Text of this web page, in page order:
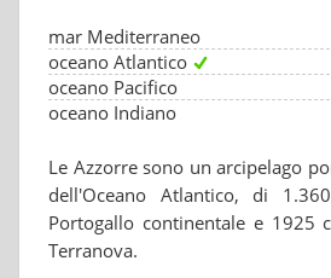
mar Mediterraneo
oceano Atlantico
oceano Pacifico
oceano Indiano
Le Azzorre sono un arcipelago
dell'Oceano Atlantico, di
Portogallo continentale e 1925
Terranova.